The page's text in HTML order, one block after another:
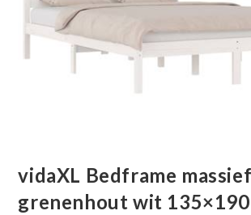
vidaXL Bedframe massief
grenenhout wit 135×190